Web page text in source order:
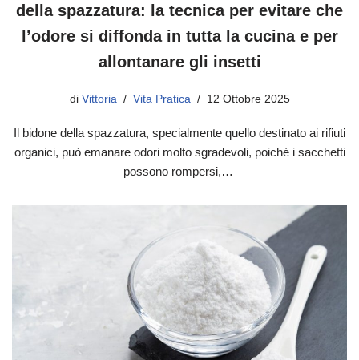
della spazzatura: la tecnica per evitare che
l’odore si diffonda in tutta la cucina e per
allontanare gli insetti
di Vittoria Vita Pratica 12 Ottobre 2025
Il bidone della spazzatura, specialmente quello destinato ai rifiuti
organici, può emanare odori molto sgradevoli, poiché i sacchetti
possono rompersi,…